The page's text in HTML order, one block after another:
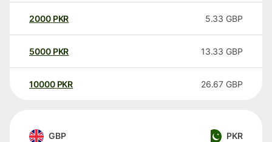
2000 PKR 5.33 GBP
5000 PKR 13.33 GBP
10000 PKR 26.67 GBP
GBP PKR